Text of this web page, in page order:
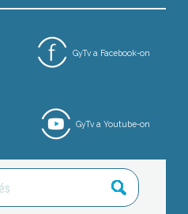
GyTv a Facebook-on
GyTv a Youtube-on